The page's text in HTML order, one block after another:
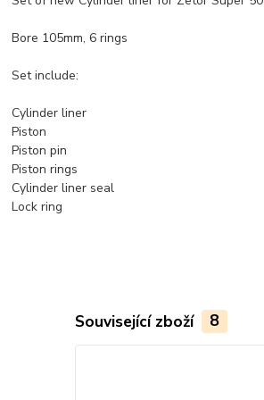
Bore 105mm, 6 rings
Set include:
Cylinder liner
Piston
Piston pin
Piston rings
Cylinder liner seal
Lock ring
Související zboží 8